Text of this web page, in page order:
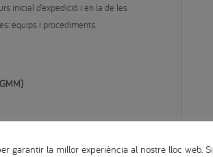
inicial d’expedició i en la de les
equips i procediments.
garantir la millor experiència al nostre lloc web. Si